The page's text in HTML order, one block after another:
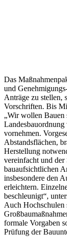
Das
und
Anträge zu stellen,
Vorschriften. Bis
„Wir wollen Bauen
vornehmen.
Abstandsflächen,
Herstellung
vereinfacht und
bauaufsichtlichen
insbesondere den
erleichtern.
beschleunigt“,
Auch Hochschulen
formale Vorgaben
Prüfung der